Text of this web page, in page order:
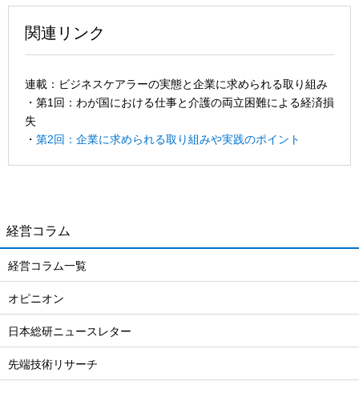
関連リンク
連載：ビジネスケアラーの実態と企業に求められる取り組み
・第1回：わが国における仕事と介護の両立困難による経済損
失
・ 第2回：企業に求められる取り組みや実践のポイント
経営コラム
経営コラム一覧
オピニオン
日本総研ニュースレター
先端技術リサーチ